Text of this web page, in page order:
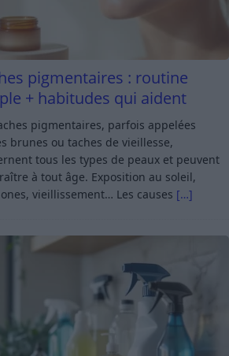
pigmentaires : routine
+ habitudes qui aident
pigmentaires, parfois appelées
brunes ou taches de vieillesse,
tous les types de peaux et peuvent
à tout âge. Exposition au soleil,
vieillissement… Les causes […]